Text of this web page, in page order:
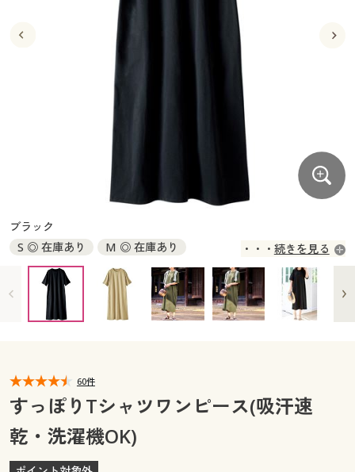
カーテン・ラグ・ファブリック
美容・健康・サプリメント
制服・スクールすべて
ジュニア・ティーンズ下着
大きいサイズ通販すべて
大きいサイズ レディース服
大きいサイズ レディース下着
大きいサイズ メンズ
大きいサイズ 事務・制服
シークレットセール
商品カテゴリ一覧
カタログ・チラシからのご注文
デジタルカタログ
カタログ無料プレゼント
マイページ
閲覧履歴
カーテン・ラグ・ファブリック
ジュニア・ティーンズ下着
大きいサイズ通販すべて
大きいサイズ レディース服
大きいサイズ レディース下着
大きいサイズ メンズ
大きいサイズ 事務・制服
シークレットセール
商品カテゴリ一覧
カタログ・チラシからのご注文
カタログ無料プレゼント
会員メニュー
閲覧履歴
お気に入り
サポート
ブラック
S ◎ 在庫あり
M ◎ 在庫あり 続きを見る
60件
すっぽりTシャツワンピース(吸汗速
乾・洗濯機OK)